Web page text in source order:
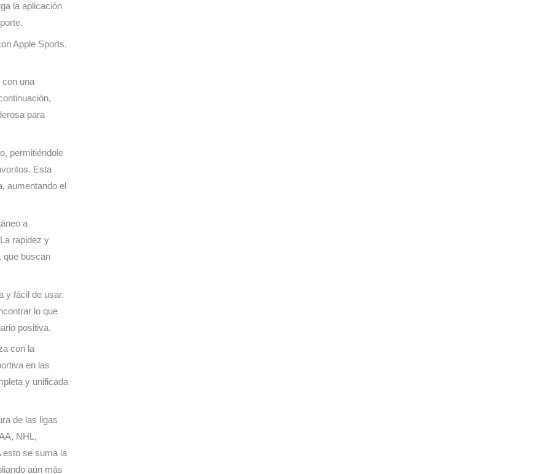
la aplicación
Apple Sports.
con una
para
permitiéndole
Esta
aumentando el
a
rapidez y
que buscan
y fácil de usar.
lo que
positiva.
con la
en las
y unificada
de las ligas
NHL,
esto se suma la
aún más